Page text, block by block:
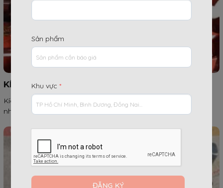
KÍCH TĂNG GIÀN GIÁO (Kích bằng – Kích U)
Kích tăng giàn giáo là một trong những phụ kiện quan trọng
nhất, đóng vai...
Sản phẩm
Khu vực *